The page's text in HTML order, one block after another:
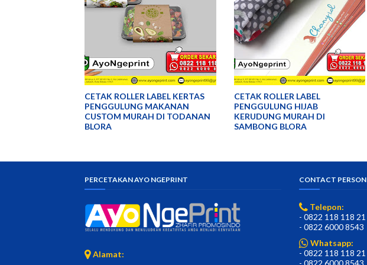
CETAK ROLLER LABEL KERTAS
PENGGULUNG MAKANAN
CUSTOM MURAH DI TODANAN
BLORA
CETAK ROLLER LABEL
PENGGULUNG HIJAB
KERUDUNG MURAH DI
SAMBONG BLORA
PERCETAKAN AYO NGEPRINT
Alamat:
CONTACT PERSON
Telepon:
- 0822 118 118 21
- 0822 6000 8543
Whatsapp:
- 0822 118 118 21